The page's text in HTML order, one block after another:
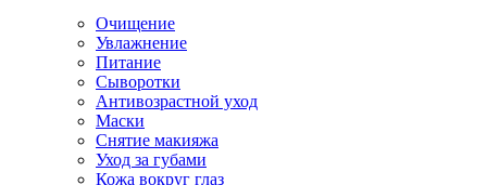
Очищение
Увлажнение
Питание
Сыворотки
Антивозрастной уход
Маски
Снятие макияжа
Уход за губами
Кожа вокруг глаз